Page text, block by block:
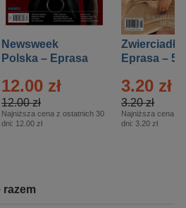
Newsweek
Polska – Eprasa
12.00 zł
12.00 zł
Najniższa cena z ostatnich 30
dni: 12.00 zł
Zwierciadło
Eprasa – 5/
3.20 zł
3.20 zł
Najniższa cena z
dni: 3.20 zł
razem